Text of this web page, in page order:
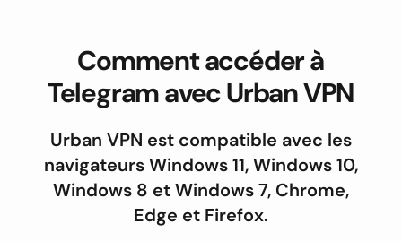
Comment accéder à
Telegram avec Urban VPN
Urban VPN est compatible avec les
navigateurs Windows 11, Windows 10,
Windows 8 et Windows 7, Chrome,
Edge et Firefox.